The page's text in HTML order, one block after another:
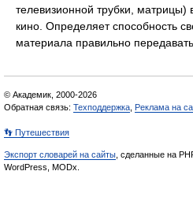
телевизионной трубки,
кино. Определяет способность
материала правильно
© Академик, 2000-2026
Обратная связь: Техподдержка Реклама на
👣 Путешествия
Экспорт словарей на сайты , сделанные на
WordPress, MODx.